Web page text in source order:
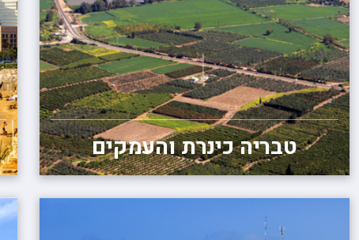
טבריה כינרת והעמקים